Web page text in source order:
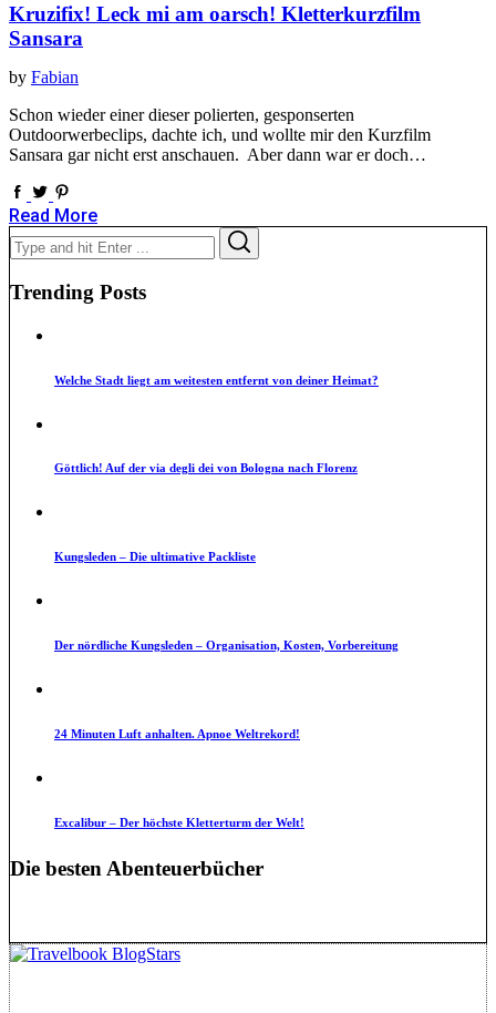
Kruzifix! Leck mi am oarsch! Kletterkurzfilm
Sansara
by Fabian
Schon wieder einer dieser polierten, gesponserten
Outdoorwerbeclips, dachte ich, und wollte mir den Kurzfilm
Sansara gar nicht erst anschauen. Aber dann war er doch…
Read More
Search
for:
Trending Posts
Welche Stadt liegt am weitesten entfernt von deiner Heimat?
Göttlich! Auf der via degli dei von Bologna nach Florenz
Kungsleden – Die ultimative Packliste
Der nördliche Kungsleden – Organisation, Kosten, Vorbereitung
24 Minuten Luft anhalten. Apnoe Weltrekord!
Excalibur – Der höchste Kletterturm der Welt!
Die besten Abenteuerbücher